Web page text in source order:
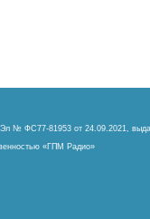
№ ФС77-81953 от 24.09.2021,
«ГПМ Радио»